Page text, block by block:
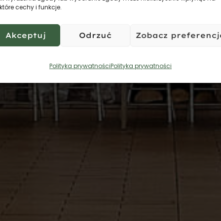
cechy i funkcje.
Akceptuj Odrzuć Zobacz
Polityka prywatnościPolityka prywatności